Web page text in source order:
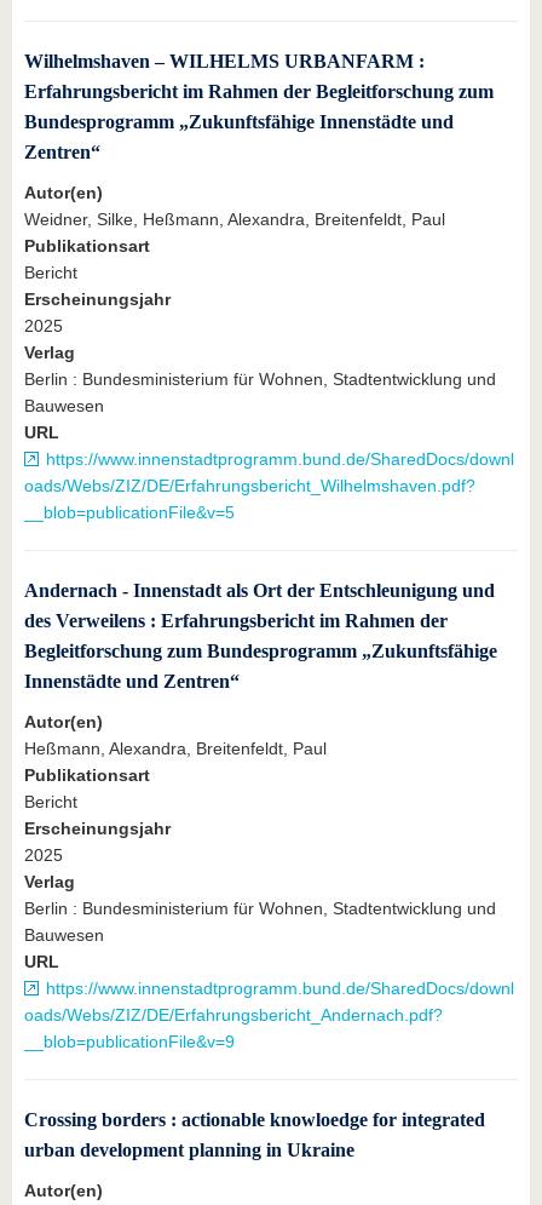
Wilhelmshaven – WILHELMS URBANFARM :
Erfahrungsbericht im Rahmen der Begleitforschung zum
Bundesprogramm „Zukunftsfähige Innenstädte und
Zentren“
Autor(en)
Weidner, Silke, Heßmann, Alexandra, Breitenfeldt, Paul
Publikationsart
Bericht
Erscheinungsjahr
2025
Verlag
Berlin : Bundesministerium für Wohnen, Stadtentwicklung und
Bauwesen
URL
https://www.innenstadtprogramm.bund.de/SharedDocs/downl
oads/Webs/ZIZ/DE/Erfahrungsbericht_Wilhelmshaven.pdf?
__blob=publicationFile&v=5
Andernach - Innenstadt als Ort der Entschleunigung und
des Verweilens : Erfahrungsbericht im Rahmen der
Begleitforschung zum Bundesprogramm „Zukunftsfähige
Innenstädte und Zentren“
Autor(en)
Heßmann, Alexandra, Breitenfeldt, Paul
Publikationsart
Bericht
Erscheinungsjahr
2025
Verlag
Berlin : Bundesministerium für Wohnen, Stadtentwicklung und
Bauwesen
URL
https://www.innenstadtprogramm.bund.de/SharedDocs/downl
oads/Webs/ZIZ/DE/Erfahrungsbericht_Andernach.pdf?
__blob=publicationFile&v=9
Crossing borders : actionable knowloedge for integrated
urban development planning in Ukraine
Autor(en)